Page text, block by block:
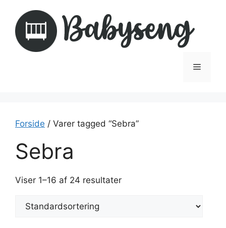
indhold
Menu
Forside / Varer tagged “Sebra”
Sebra
Viser 1–16 af 24 resultater